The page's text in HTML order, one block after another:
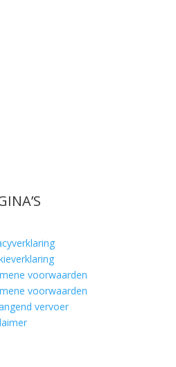
voorwaarden
voorwaarden
vervoer